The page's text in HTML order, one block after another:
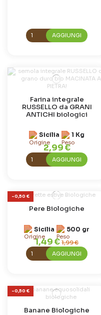
AGGIUNGI
Farina integrale
RUSSELLO da GRANI
ANTICHI biologici
Sicilia 1 Kg
2,99 €
AGGIUNGI
-0,50 €
Pere Biologiche
Sicilia 500 gr
1,49 €1,99 €
AGGIUNGI
-0,50 €
Banane Biologiche